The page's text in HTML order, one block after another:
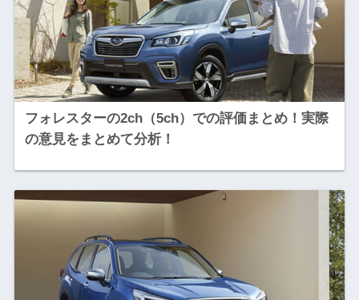
フォレスターの2ch（5ch）での評価まとめ！実際
の意見をまとめて分析！